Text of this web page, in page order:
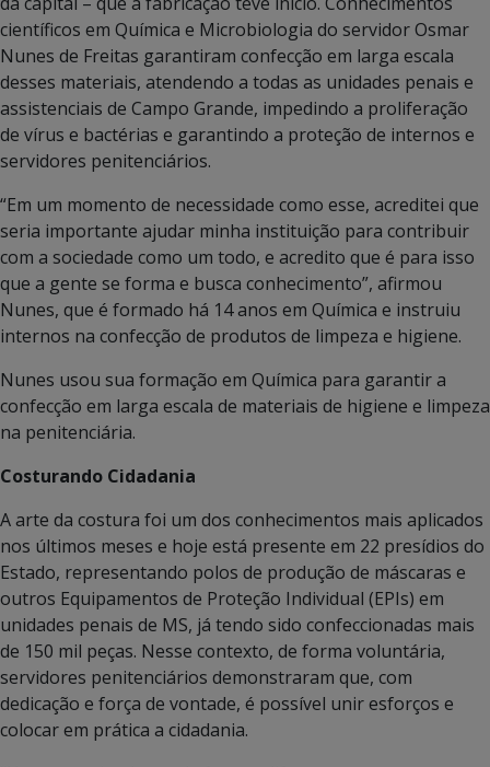
científicos em Química e Microbiologia do servidor Osmar
Nunes de Freitas garantiram confecção em larga escala
desses materiais, atendendo a todas as unidades penais e
assistenciais de Campo Grande, impedindo a proliferação
de vírus e bactérias e garantindo a proteção de internos e
servidores penitenciários.
“Em um momento de necessidade como esse, acreditei que
seria importante ajudar minha instituição para contribuir
com a sociedade como um todo, e acredito que é para isso
que a gente se forma e busca conhecimento”, afirmou
Nunes, que é formado há 14 anos em Química e instruiu
internos na confecção de produtos de limpeza e higiene.
Nunes usou sua formação em Química para garantir a
confecção em larga escala de materiais de higiene e limpeza
na penitenciária.
Costurando Cidadania
A arte da costura foi um dos conhecimentos mais aplicados
nos últimos meses e hoje está presente em 22 presídios do
Estado, representando polos de produção de máscaras e
outros Equipamentos de Proteção Individual (EPIs) em
unidades penais de MS, já tendo sido confeccionadas mais
de 150 mil peças. Nesse contexto, de forma voluntária,
servidores penitenciários demonstraram que, com
dedicação e força de vontade, é possível unir esforços e
colocar em prática a cidadania.